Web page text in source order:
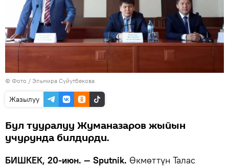
© Фото / Эльмира Суйутбекова
Жазылуу
Бул тууралуу Жуманазаров жыйын
учурунда билдирди.
БИШКЕК, 20-июн. — Sputnik. Өкмөттүн Талас